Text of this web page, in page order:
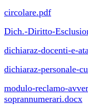
circolare.pdf
Dich.-Diritto-
dichiaraz-docenti-e-
dichiaraz-personale-
modulo-reclamo-
soprannumerari.docx